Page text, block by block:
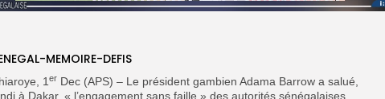
MEMOIRE-DEFIS
1 er Dec (APS) – Le président gambien Adama Barrow a salué,
à Dakar, « l’engagement sans faille » des autorités sénégalaises